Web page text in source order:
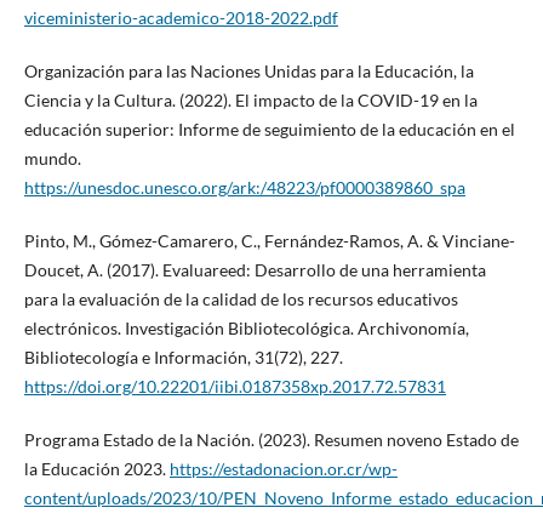
viceministerio-academico-2018-2022.pdf
Organización para las Naciones Unidas para la Educación, la
Ciencia y la Cultura. (2022). El impacto de la COVID-19 en la
educación superior: Informe de seguimiento de la educación en el
mundo.
https://unesdoc.unesco.org/ark:/48223/pf0000389860_spa
Pinto, M., Gómez-Camarero, C., Fernández-Ramos, A. & Vinciane-
Doucet, A. (2017). Evaluareed: Desarrollo de una herramienta
para la evaluación de la calidad de los recursos educativos
electrónicos. Investigación Bibliotecológica. Archivonomía,
Bibliotecología e Información, 31(72), 227.
https://doi.org/10.22201/iibi.0187358xp.2017.72.57831
Programa Estado de la Nación. (2023). Resumen noveno Estado de
la Educación 2023. https://estadonacion.or.cr/wp-
content/uploads/2023/10/